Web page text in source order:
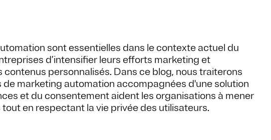
sont essentielles dans le contexte actuel du
d’intensifier leurs efforts marketing et
personnalisés. Dans ce blog, nous traiterons
marketing automation accompagnées d'une solution
et du consentement aident les organisations à mener
en respectant la vie privée des utilisateurs.